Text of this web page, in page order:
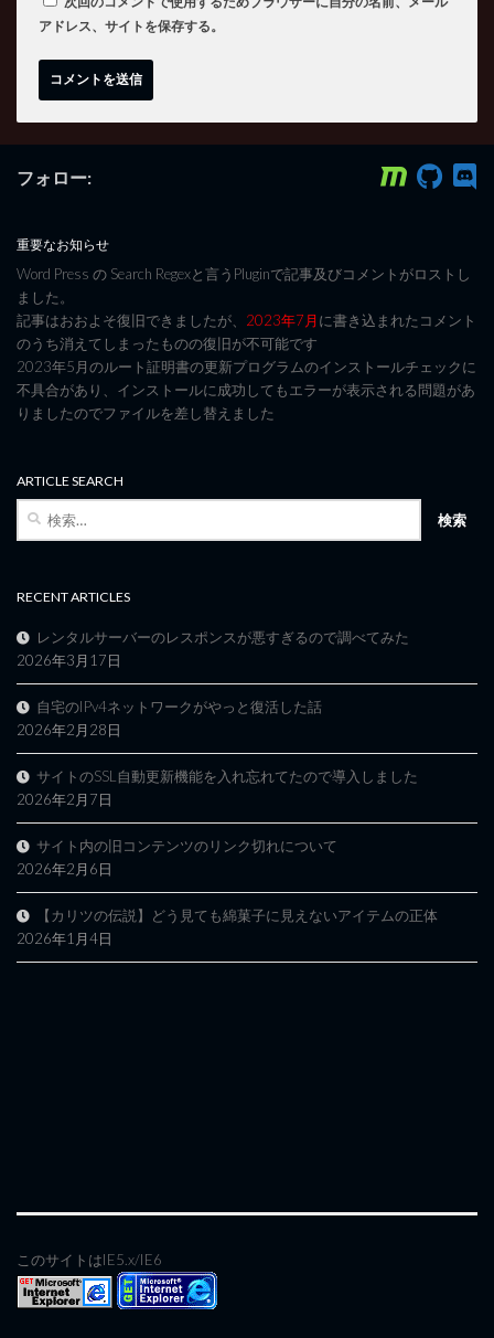
アドレス、サイトを保存する。
フォロー:
重要なお知らせ
Word Press の Search Regexと言うPluginで記事及びコメントがロストし
ました。
記事はおおよそ復旧できましたが、 2023年7月に書き込まれたコメント
のうち消えてしまったものの復旧が不可能です
2023年5月のルート証明書の更新プログラムのインストールチェックに
不具合があり、インストールに成功してもエラーが表示される問題があ
りましたのでファイルを差し替えました
ARTICLE SEARCH
検
RECENT ARTICLES
レンタルサーバーのレスポンスが悪すぎるので調べてみた
2026年3月17日
自宅のIPv4ネットワークがやっと復活した話
2026年2月28日
サイトのSSL自動更新機能を入れ忘れてたので導入しました
2026年2月7日
サイト内の旧コンテンツのリンク切れについて
2026年2月6日
【カリツの伝説】どう見ても綿菓子に見えないアイテムの正体
2026年1月4日
このサイトはIE5.x/IE6